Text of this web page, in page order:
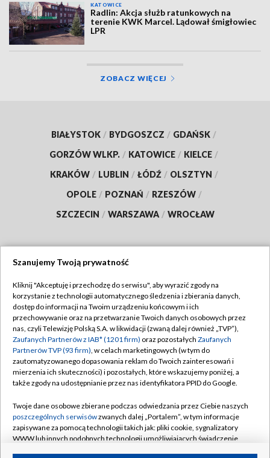
KATOWICE
Radlin: Akcja służb ratunkowych na
terenie KWK Marcel. Lądował śmigłowiec
LPR
ZOBACZ WIĘCEJ
BIAŁYSTOK / BYDGOSZCZ / GDAŃSK /
GORZÓW WLKP. / KATOWICE / KIELCE /
KRAKÓW / LUBLIN / ŁÓDŹ / OLSZTYN /
OPOLE / POZNAŃ / RZESZÓW /
SZCZECIN / WARSZAWA / WROCŁAW
TVP
Abonament TVP
Emisja w TVP
Centrum informacji TVP
Naziemna Telewizja Cyfrowa
Rada Programowa
System NOS
Informacje o nadawcy
Regulamin TVP
Polityka prywatności
Moje zgody
Pomoc
Kontakt
Szanujemy Twoją prywatność
Kliknij "Akceptuję i przechodzę do serwisu", aby wyrazić zgody na
korzystanie z technologii automatycznego śledzenia i zbierania danych,
dostęp do informacji na Twoim urządzeniu końcowym i ich
przechowywanie oraz na przetwarzanie Twoich danych osobowych przez
nas, czyli Telewizję Polską S.A. w likwidacji (zwaną dalej również „TVP”),
Zaufanych Partnerów z IAB* (1201 firm) oraz pozostałych Zaufanych
Partnerów TVP (93 firm), w celach marketingowych (w tym do
zautomatyzowanego dopasowania reklam do Twoich zainteresowań i
mierzenia ich skuteczności) i pozostałych, które wskazujemy poniżej, a
także zgody na udostępnianie przez nas identyfikatora PPID do Google.
Twoje dane osobowe zbierane podczas odwiedzania przez Ciebie naszych
poszczególnych serwisówzwanych dalej „Portalem”, w tym informacje
zapisywane za pomocą technologii takich jak: pliki cookie, sygnalizatory
WWW lub innych podobnych technologii umożliwiających świadczenie